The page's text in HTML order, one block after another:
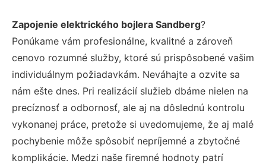
Zapojenie elektrického bojlera Sandberg?
Ponúkame vám profesionálne, kvalitné a zároveň
cenovo rozumné služby, ktoré sú prispôsobené vašim
individuálnym požiadavkám. Neváhajte a ozvite sa
nám ešte dnes. Pri realizácií služieb dbáme nielen na
precíznosť a odbornosť, ale aj na dôslednú kontrolu
vykonanej práce, pretože si uvedomujeme, že aj malé
pochybenie môže spôsobiť nepríjemné a zbytočné
komplikácie. Medzi naše firemné hodnoty patrí